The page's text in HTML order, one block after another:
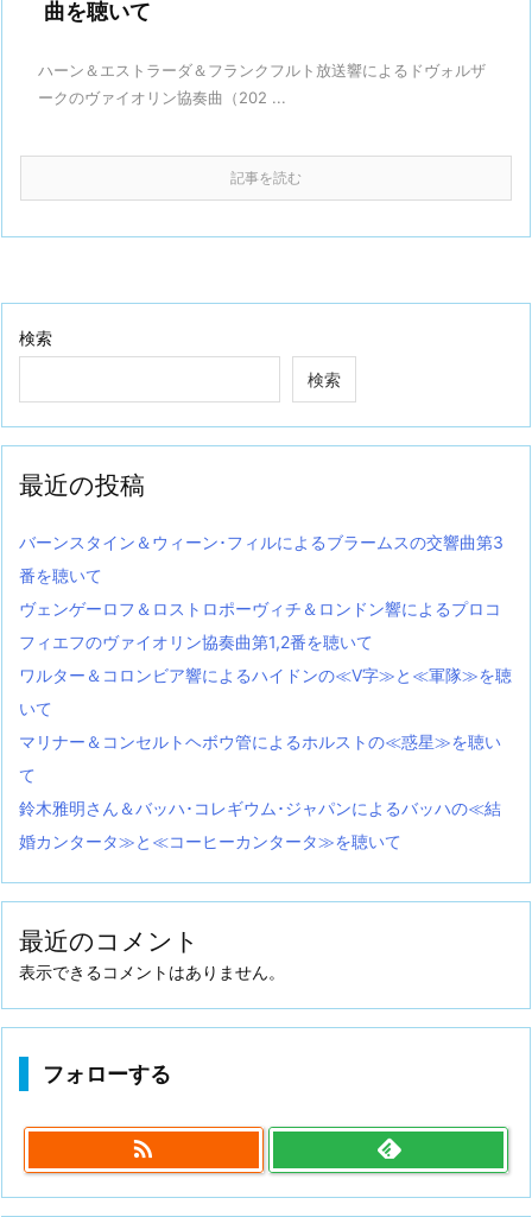
曲を聴いて
ハーン＆エストラーダ＆フランクフルト放送響によるドヴォルザ
ークのヴァイオリン協奏曲（202 ...
記事を読む
検索
検索
最近の投稿
バーンスタイン＆ウィーン･フィルによるブラームスの交響曲第3
番を聴いて
ヴェンゲーロフ＆ロストロポーヴィチ＆ロンドン響によるプロコ
フィエフのヴァイオリン協奏曲第1,2番を聴いて
ワルター＆コロンビア響によるハイドンの≪V字≫と≪軍隊≫を聴
いて
マリナー＆コンセルトヘボウ管によるホルストの≪惑星≫を聴い
て
鈴木雅明さん＆バッハ･コレギウム･ジャパンによるバッハの≪結
婚カンタータ≫と≪コーヒーカンタータ≫を聴いて
最近のコメント
表示できるコメントはありません。
フォローする
